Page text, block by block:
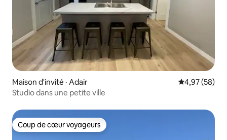
Maison d'invité · Adair Note
4,97 (58)
Studio dans une petite ville
Coup de cœur voyageurs
Coup de cœur voyageurs